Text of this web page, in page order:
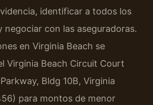
identificar a todos los
negociar con las aseguradoras.
en Virginia Beach se
Virginia Beach Circuit Court
Bldg 10B, Virginia
para montos de menor